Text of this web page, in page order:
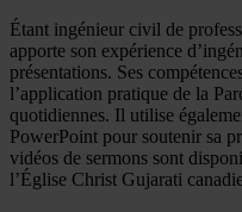
Étant ingénieur civil de
apporte son expérience
présentations. Ses
l’application pratique de la
quotidiennes. Il utilise
PowerPoint pour soutenir sa
vidéos de sermons sont
l’Église Christ Gujarati